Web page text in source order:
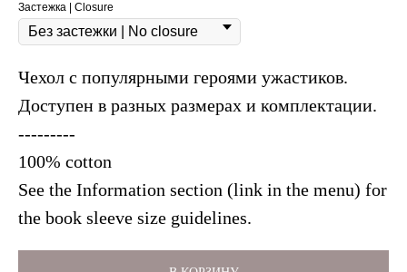
Застежка | Closure
Чехол с популярными героями ужастиков.
Доступен в разных размерах и комплектации.
---------
100% cotton
See the Information section (link in the menu) for
the book sleeve size guidelines.